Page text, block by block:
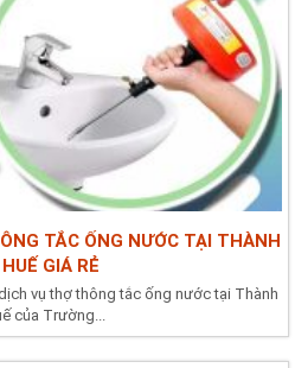
TẮC ỐNG NƯỚC TẠI THÀNH
GIÁ RẺ
vụ thợ thông tắc ống nước tại Thành
của Trường...